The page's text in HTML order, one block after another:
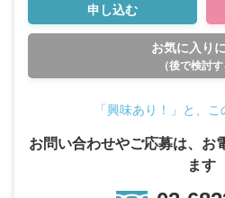
申し込む
お気に入り
（後で検討す
「興味あり！」と、
お問い合わせやご応募は、お
ます